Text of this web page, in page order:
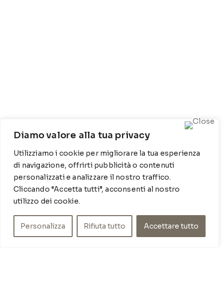
Diamo valore alla tua privacy
Utilizziamo i cookie per migliorare la tua esperienza
di navigazione, offrirti pubblicità o contenuti
personalizzati e analizzare il nostro traffico.
Cliccando “Accetta tutti”, acconsenti al nostro
utilizzo dei cookie.
Personalizza Rifiuta tutto Accettare tutto
CONTATTI
Contrada Locosantissimo 1316 - 70044 Polignano a
mare
: 080 917 78 89
WZ: 329 6510725
info@poishome.it
INFO